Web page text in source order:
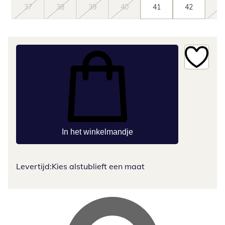
37 38 39 40 41 42
In het winkelmandje
Levertijd:Kies alstublieft een maat